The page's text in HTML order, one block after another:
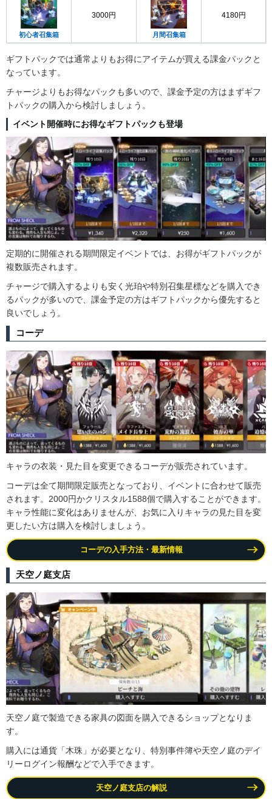
初心者召集箱
3000円
月間召集箱
4180円
ギフトパックでは通常よりもお得にアイテムが買える課金パックと
なっています。
チャージよりもお得なパックも多いので、課金予定の方はまずギフ
トパックの購入から検討しましょう。
イベント開催時にお得なギフトパックも登場
定期的に開催される期間限定イベントでは、お得がギフトパックが
複数販売されます。
チャージで購入するよりも安く光珀や特別召集星標などを購入でき
るパックが多いので、課金予定の方はギフトパックから優先すると
良いでしょう。
コーデ
キャラの衣装・見た目を変更できるコーデが販売されています。
コーデは全て期間限定販売となっており、イベントに合わせて販売
されます。2000円かクリスタル1588個で購入することができます。
キャラ性能に変化はありませんが、お気に入りキャラの見た目を変
更したい方は購入を検討しましょう。
コーデの入手方法・最新情報
天空ノ庭支店
天空ノ庭で製造できる家具の図面を購入できるショップとなりま
す。
購入には通貨「木珠」が必要となり、特別事件簿や天空ノ庭のデイ
リーログイン報酬などで入手できます。
天空ノ庭支店の解説